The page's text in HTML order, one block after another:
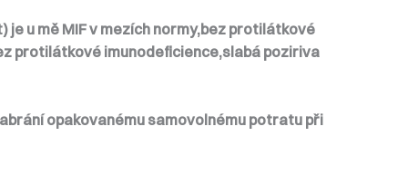
u mě MIF v mezích normy,bez protilátkové
protilátkové imunodeficience,slabá poziriva
opakovanému samovolnému potratu při